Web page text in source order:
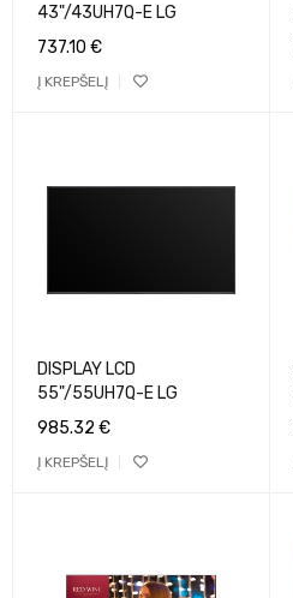
43"/43UH7Q-E LG
737.10 €
Į KREPŠELĮ
DISPLAY LCD
55"/55UH7Q-E LG
985.32 €
Į KREPŠELĮ